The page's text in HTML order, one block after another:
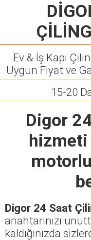
Ev & İş Kapı
Uygun Fiyat ve
15-20
Digor
hizmeti
Digor 24 Saat
anahtarınızı
kaldığınızda